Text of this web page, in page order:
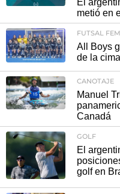
El
metió en
FUTSAL
All Boys
de la cima
CANOTAJE
Manuel
Canadá
GOLF
El
golf en